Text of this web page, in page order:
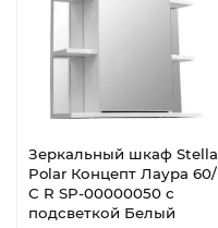
Зеркальный шкаф Stella
Polar Концепт Лаура 60/
С R SP-00000050 с
подсветкой Белый